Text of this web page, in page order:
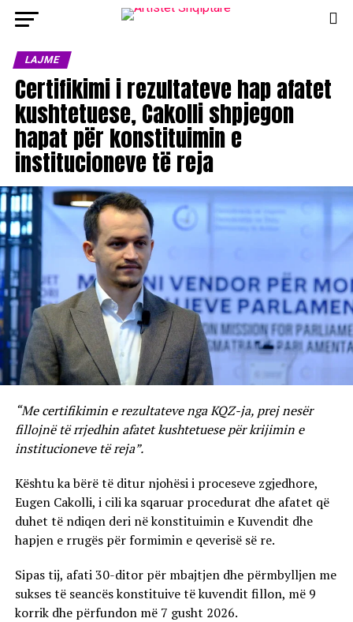
LAJME
Certifikimi i rezultateve hap afatet
kushtetuese, Cakolli shpjegon
hapat për konstituimin e
institucioneve të reja
“Me certifikimin e rezultateve nga KQZ-ja, prej nesër
fillojnë të rrjedhin afatet kushtetuese për krijimin e
institucioneve të reja”.
Kështu ka bërë të ditur njohësi i proceseve zgjedhore,
Eugen Cakolli, i cili ka sqaruar procedurat dhe afatet që
duhet të ndiqen deri në konstituimin e Kuvendit dhe
hapjen e rrugës për formimin e qeverisë së re.
Sipas tij, afati 30-ditor për mbajtjen dhe përmbylljen me
sukses të seancës konstituive të kuvendit fillon, më 9
korrik dhe përfundon më 7 gusht 2026.